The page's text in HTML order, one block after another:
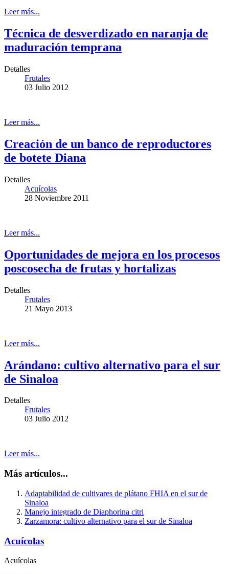
Leer más...
Técnica de desverdizado en naranja de
maduración temprana
Detalles
Frutales
03 Julio 2012
Leer más...
Creación de un banco de reproductores
de botete Diana
Detalles
Acuícolas
28 Noviembre 2011
Leer más...
Oportunidades de mejora en los procesos
poscosecha de frutas y hortalizas
Detalles
Frutales
21 Mayo 2013
Leer más...
Arándano: cultivo alternativo para el sur
de Sinaloa
Detalles
Frutales
03 Julio 2012
Leer más...
Más artículos...
Adaptabilidad de cultivares de plátano FHIA en el sur de
Sinaloa
Manejo integrado de Diaphorina citri
Zarzamora: cultivo alternativo para el sur de Sinaloa
Acuícolas
Acuícolas